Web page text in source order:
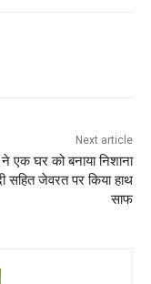
Next article
ने एक घर को बनाया निशाना
सहित जेवरत पर किया हाथ
साफ